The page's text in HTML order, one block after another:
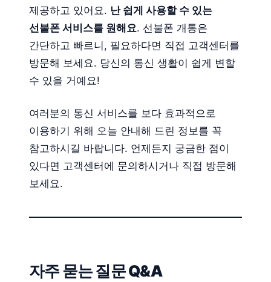
제공하고 있어요. 난 쉽게 사용할 수 있는
선불폰 서비스를 원해요. 선불폰 개통은
간단하고 빠르니, 필요하다면 직접 고객센터를
방문해 보세요. 당신의 통신 생활이 쉽게 변할
수 있을 거예요!
여러분의 통신 서비스를 보다 효과적으로
이용하기 위해 오늘 안내해 드린 정보를 꼭
참고하시길 바랍니다. 언제든지 궁금한 점이
있다면 고객센터에 문의하시거나 직접 방문해
보세요.
자주 묻는 질문 Q&A